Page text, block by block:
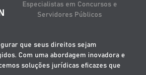
Especialistas em Concursos e
Servidores Públicos
que seus direitos sejam
Com uma abordagem inovadora e
soluções jurídicas eficazes que